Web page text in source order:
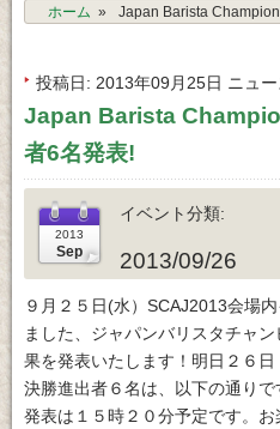
ホーム Japan Barista
投稿日 2013年09月25日 ニュ
Japan Barista
者6名発表!
イベント分類
2013/09/26
９月２５日(水）SCAJ2013会場
ました、ジャパンバリスタチャ
果を発表いたします！明日２６
決勝進出者６名は、以下の通り
発表は１５時２０分予定です。お